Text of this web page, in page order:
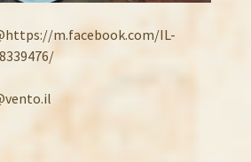
m.facebook.com/IL-